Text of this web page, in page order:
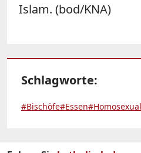
Islam. (bod/KNA)
Schlagworte:
#Bischöfe#Essen